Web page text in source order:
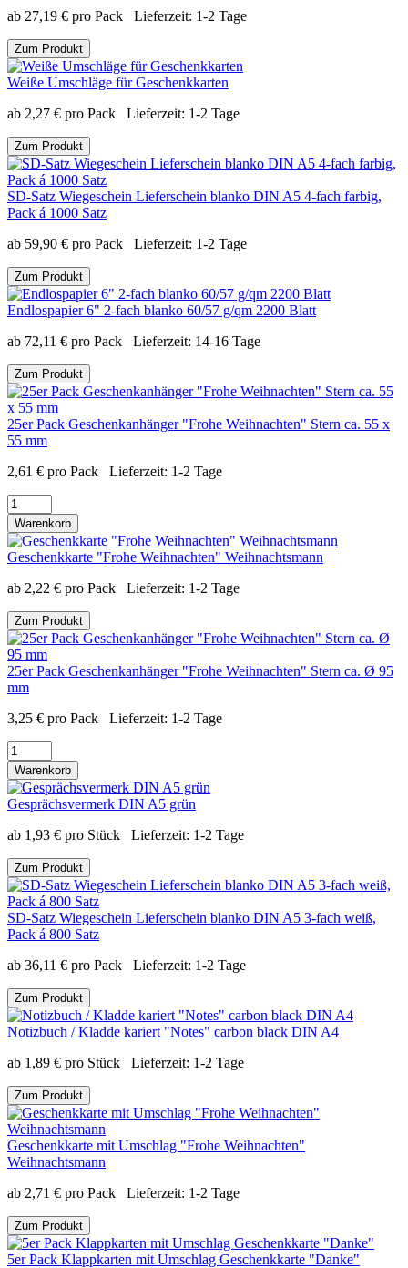
ab 27,19 € pro Pack Lieferzeit: 1-2 Tage
Zum Produkt
Weiße Umschläge für Geschenkkarten
ab 2,27 € pro Pack Lieferzeit: 1-2 Tage
Zum Produkt
SD-Satz Wiegeschein Lieferschein blanko DIN A5 4-fach farbig,
Pack á 1000 Satz
ab 59,90 € pro Pack Lieferzeit: 1-2 Tage
Zum Produkt
Endlospapier 6" 2-fach blanko 60/57 g/qm 2200 Blatt
ab 72,11 € pro Pack Lieferzeit: 14-16 Tage
Zum Produkt
25er Pack Geschenkanhänger "Frohe Weihnachten" Stern ca. 55 x
55 mm
2,61 € pro Pack Lieferzeit: 1-2 Tage
Warenkorb
Geschenkkarte "Frohe Weihnachten" Weihnachtsmann
ab 2,22 € pro Pack Lieferzeit: 1-2 Tage
Zum Produkt
25er Pack Geschenkanhänger "Frohe Weihnachten" Stern ca. Ø 95
mm
3,25 € pro Pack Lieferzeit: 1-2 Tage
Warenkorb
Gesprächsvermerk DIN A5 grün
ab 1,93 € pro Stück Lieferzeit: 1-2 Tage
Zum Produkt
SD-Satz Wiegeschein Lieferschein blanko DIN A5 3-fach weiß,
Pack á 800 Satz
ab 36,11 € pro Pack Lieferzeit: 1-2 Tage
Zum Produkt
Notizbuch / Kladde kariert "Notes" carbon black DIN A4
ab 1,89 € pro Stück Lieferzeit: 1-2 Tage
Zum Produkt
Geschenkkarte mit Umschlag "Frohe Weihnachten"
Weihnachtsmann
ab 2,71 € pro Pack Lieferzeit: 1-2 Tage
Zum Produkt
5er Pack Klappkarten mit Umschlag Geschenkkarte "Danke"